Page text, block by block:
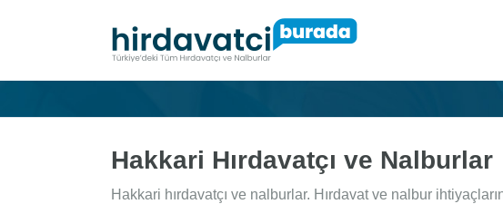
Hakkari Hırdavatçı ve Nalburlar
Hakkari hırdavatçı ve nalburlar. Hırdavat ve nalbur